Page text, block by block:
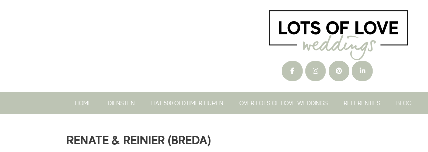
HOME DIENSTEN FIAT 500 OLDTIMER HUREN OVER LOTS OF LOVE WEDDINGS REFERENTIES BLOG
RENATE & REINIER (BREDA)